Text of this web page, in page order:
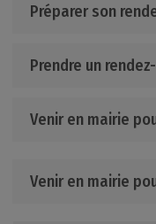
Préparer son
Prendre un
Venir en mairie
Venir en mairie